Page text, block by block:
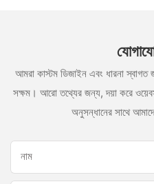
আমরা কাস্টম ডিজাইন এবং ধারনা স্বাগত
সক্ষম। আরো তথ্যের জন্য, দয়া করে
অনুসন্ধানের সাথে
নাম